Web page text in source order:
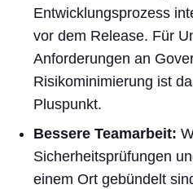
Entwicklungsprozess
vor dem Release. Für
Anforderungen an
Risikominimierung ist
Pluspunkt.
Bessere Teamarbeit:
Sicherheitsprüfungen
einem Ort gebündelt